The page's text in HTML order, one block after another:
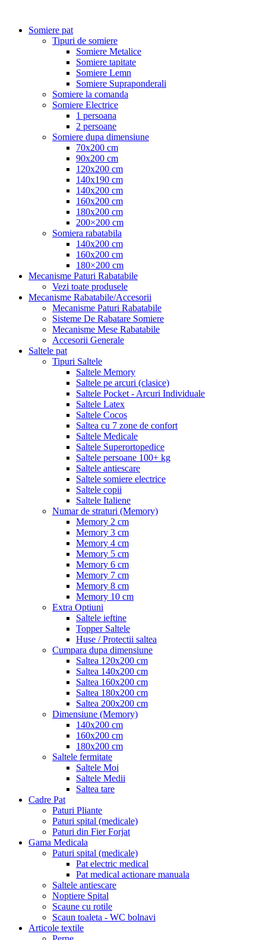
Somiere pat
Tipuri de somiere
Somiere Metalice
Somiere tapitate
Somiere Lemn
Somiere Supraponderali
Somiere la comanda
Somiere Electrice
1 persoana
2 persoane
Somiere dupa dimensiune
70x200 cm
90x200 cm
120x200 cm
140x190 cm
140x200 cm
160x200 cm
180x200 cm
200×200 cm
Somiera rabatabila
140x200 cm
160x200 cm
180×200 cm
Mecanisme Paturi Rabatabile
Vezi toate produsele
Mecanisme Rabatabile/Accesorii
Mecanisme Paturi Rabatabile
Sisteme De Rabatare Somiere
Mecanisme Mese Rabatabile
Accesorii Generale
Saltele pat
Tipuri Saltele
Saltele Memory
Saltele pe arcuri (clasice)
Saltele Pocket - Arcuri Individuale
Saltele Latex
Saltele Cocos
Saltea cu 7 zone de confort
Saltele Medicale
Saltele Superortopedice
Saltele persoane 100+ kg
Saltele antiescare
Saltele somiere electrice
Saltele copii
Saltele Italiene
Numar de straturi (Memory)
Memory 2 cm
Memory 3 cm
Memory 4 cm
Memory 5 cm
Memory 6 cm
Memory 7 cm
Memory 8 cm
Memory 10 cm
Extra Optiuni
Saltele ieftine
Topper Saltele
Huse / Protectii saltea
Cumpara dupa dimensiune
Saltea 120x200 cm
Saltea 140x200 cm
Saltea 160x200 cm
Saltea 180x200 cm
Saltea 200x200 cm
Dimensiune (Memory)
140x200 cm
160x200 cm
180x200 cm
Saltele fermitate
Saltele Moi
Saltele Medii
Saltea tare
Cadre Pat
Paturi Pliante
Paturi spital (medicale)
Paturi din Fier Forjat
Gama Medicala
Paturi spital (medicale)
Pat electric medical
Pat medical actionare manuala
Saltele antiescare
Noptiere Spital
Scaune cu rotile
Scaun toaleta - WC bolnavi
Articole textile